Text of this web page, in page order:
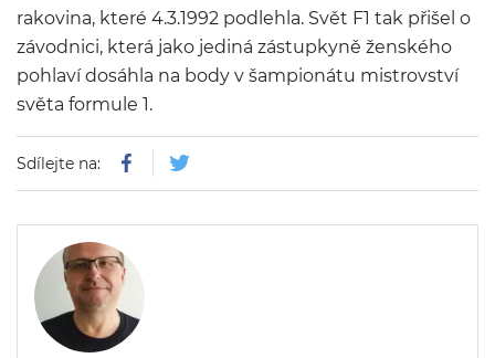
rakovina, které 4.3.1992 podlehla. Svět F1 tak přišel o
závodnici, která jako jediná zástupkyně ženského
pohlaví dosáhla na body v šampionátu mistrovství
světa formule 1.
Sdílejte na: